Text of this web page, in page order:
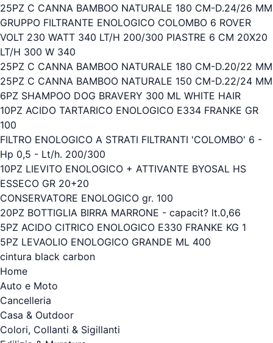
25PZ C CANNA BAMBOO NATURALE 180 CM-D.24/26 MM
GRUPPO FILTRANTE ENOLOGICO COLOMBO 6 ROVER
VOLT 230 WATT 340 LT/H 200/300 PIASTRE 6 CM 20X20
LT/H 300 W 340
25PZ C CANNA BAMBOO NATURALE 180 CM-D.20/22 MM
25PZ C CANNA BAMBOO NATURALE 150 CM-D.22/24 MM
6PZ SHAMPOO DOG BRAVERY 300 ML WHITE HAIR
10PZ ACIDO TARTARICO ENOLOGICO E334 FRANKE GR
100
FILTRO ENOLOGICO A STRATI FILTRANTI 'COLOMBO' 6 -
Hp 0,5 - Lt/h. 200/300
10PZ LIEVITO ENOLOGICO + ATTIVANTE BYOSAL HS
ESSECO GR 20+20
CONSERVATORE ENOLOGICO gr. 100
20PZ BOTTIGLIA BIRRA MARRONE - capacit? lt.0,66
5PZ ACIDO CITRICO ENOLOGICO E330 FRANKE KG 1
5PZ LEVAOLIO ENOLOGICO GRANDE ML 400
cintura black carbon
Home
Auto e Moto
Cancelleria
Casa & Outdoor
Colori, Collanti & Sigillanti